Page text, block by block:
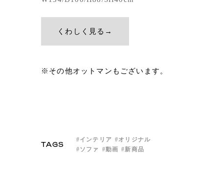
くわしく見る→
※その他オットマンもございます。
TAGS
インテリア
オリジナル
ソファ
動画 新商品